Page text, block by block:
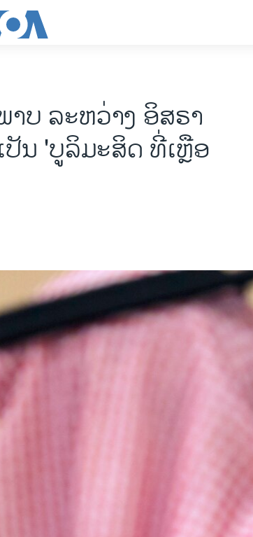
ບ ລະຫວ່າງ ອິສຣາ
ນ 'ບູລິມະສິດ ທີ່ເຫຼືອ